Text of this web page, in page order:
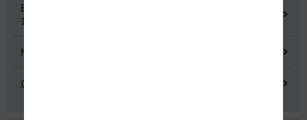
E20 中央道を跨ぐ橋梁の耐震補強工事施工不良に関する調査委員
会
NEXCO中日本における降雪時の対応に関する検討会
広域的なETCシステム障害発生時の危機管理検討委員会